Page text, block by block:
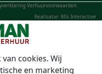
Verhuurvoorwaarden
Realisatie: 80s Interactive
cookies. Wij
en marketing